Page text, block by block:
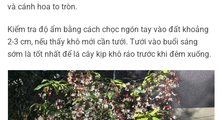
và cánh hoa to tròn.
Kiểm tra độ ẩm bằng cách chọc ngón tay vào đất khoảng
2-3 cm, nếu thấy khô mới cần tưới. Tưới vào buổi sáng
sớm là tốt nhất để lá cây kịp khô ráo trước khi đêm xuống.